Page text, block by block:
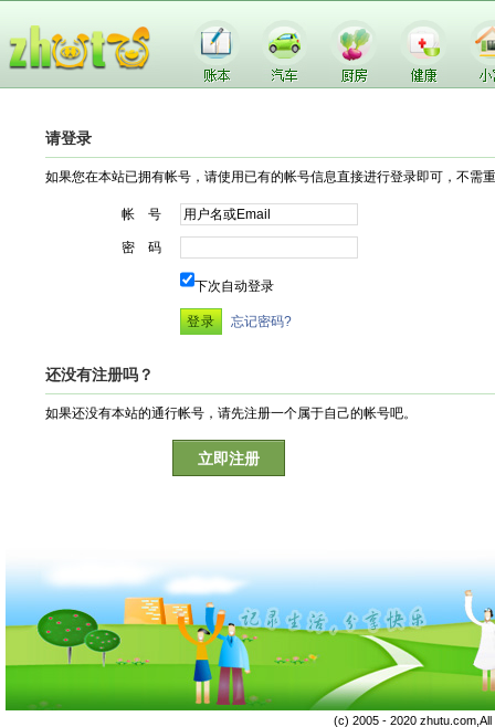
请登录
如果您在本站已拥有帐号，请使用已有的帐号信息直接进行登录即可，不需
帐 号
密 码
下次自动登录
忘记密码?
还没有注册吗？
如果还没有本站的通行帐号，请先注册一个属于自己的帐号吧。
立即注册
(c) 2005 - 2020